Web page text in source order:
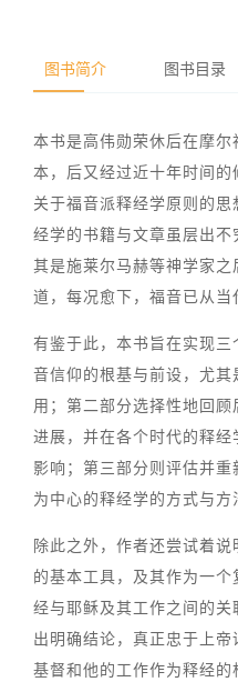
图书简介 图书目录
本书是高伟勋荣休后在摩
本，后又经过近十年时间
关于福音派释经学原则的
经学的书籍与文章虽层出
其是施莱尔马赫等神学家
道，每况愈下，福音已从当
有鉴于此，本书旨在实现
音信仰的根基与前设，尤
用；第二部分选择性地回
进展，并在各个时代的释
影响；第三部分则评估并
为中心的释经学的方式与方
除此之外，作者还尝试着
的基本工具，及其作为一
经与耶稣及其工作之间的
出明确结论，真正忠于上
基督和他的工作作为释经